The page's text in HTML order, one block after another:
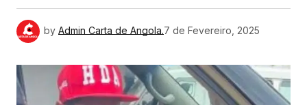
by Admin Carta de Angola.7 de Fevereiro, 2025